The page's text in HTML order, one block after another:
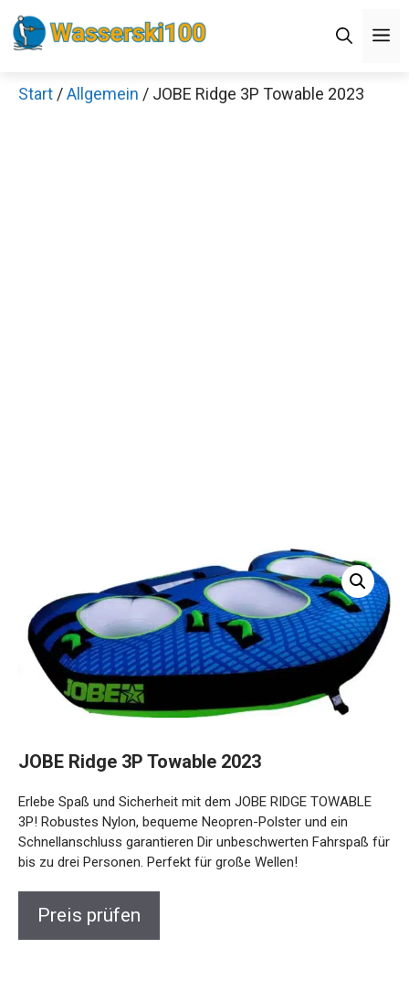
Zum
Inhalt
Start /Allgemein / JOBE Ridge 3P Towable 2023
JOBE Ridge 3P Towable 2023
Erlebe Spaß und Sicherheit mit dem JOBE RIDGE TOWABLE
3P! Robustes Nylon, bequeme Neopren-Polster und ein
Schnellanschluss garantieren Dir unbeschwerten Fahrspaß für
bis zu drei Personen. Perfekt für große Wellen!
Preis prüfen